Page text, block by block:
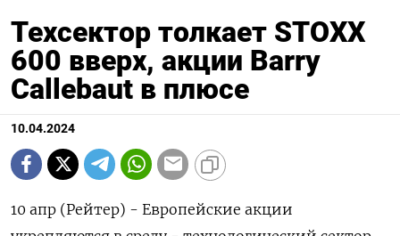
Техсектор толкает STOXX
600 вверх, акции Barry
Callebaut в плюсе
10.04.2024
10 апр (Рейтер) - Европейские акции